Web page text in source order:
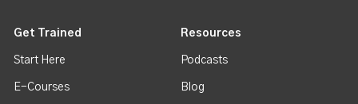
Get Trained
Start Here
E-Courses
Resources
Podcasts
Blog